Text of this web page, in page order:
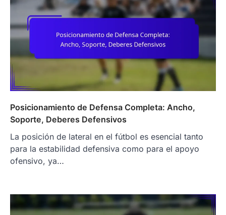
Posicionamiento de Defensa Completa: Ancho,
Soporte, Deberes Defensivos
La posición de lateral en el fútbol es esencial tanto
para la estabilidad defensiva como para el apoyo
ofensivo, ya…